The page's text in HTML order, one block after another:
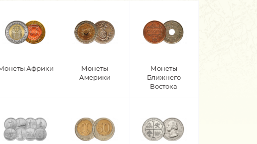
Африки
Монеты
Америки
Монеты
Ближнего
Востока